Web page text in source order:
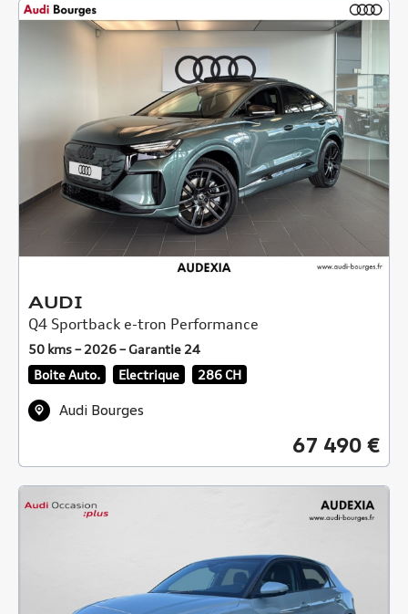
AUDI
Q4 Sportback e-tron Performance
50 kms – 2026 – Garantie 24
Boite Auto.
Electrique 286 CH
Audi Bourges
67 490 €